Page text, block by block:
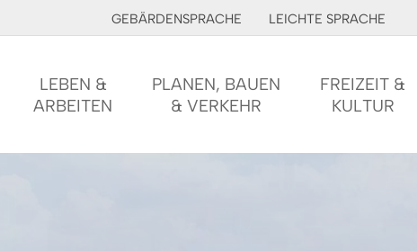
GEBÄRDENSPRACHE LEICHTE SPRACHE
LEBEN &
ARBEITEN
PLANEN, BAUEN
& VERKEHR
FREIZEIT &
KULTUR